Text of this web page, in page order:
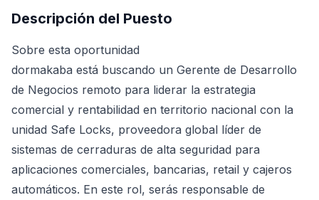
Descripción del Puesto
Sobre esta oportunidad
dormakaba está buscando un Gerente de Desarrollo
de Negocios remoto para liderar la estrategia
comercial y rentabilidad en territorio nacional con la
unidad Safe Locks, proveedora global líder de
sistemas de cerraduras de alta seguridad para
aplicaciones comerciales, bancarias, retail y cajeros
automáticos. En este rol, serás responsable de